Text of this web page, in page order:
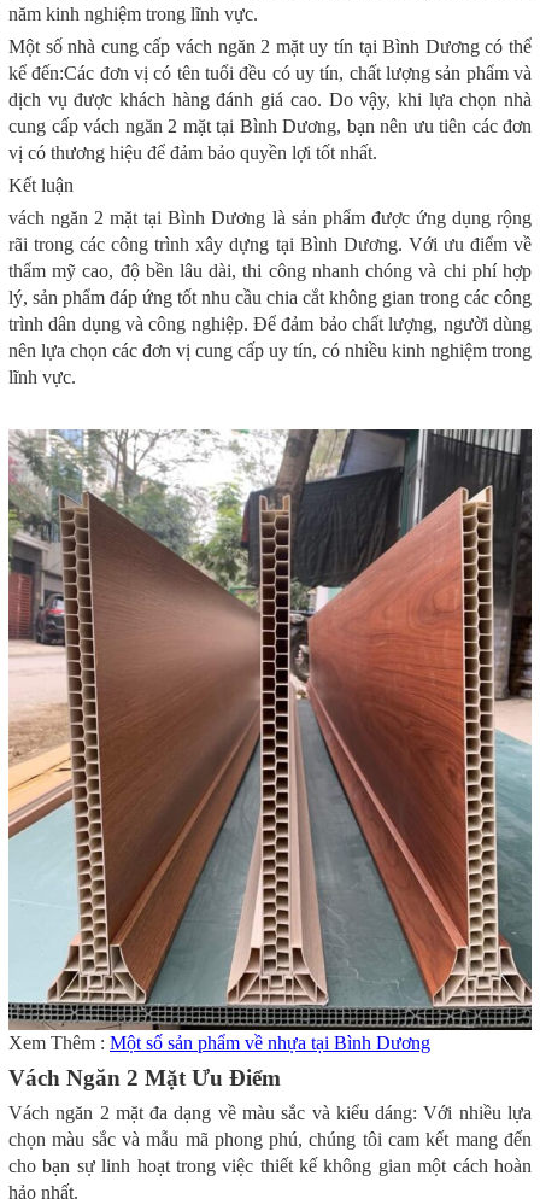
năm kinh nghiệm trong lĩnh vực.
Một số nhà cung cấp vách ngăn 2 mặt uy tín tại Bình Dương có thể
kể đến:Các đơn vị có tên tuổi đều có uy tín, chất lượng sản phẩm và
dịch vụ được khách hàng đánh giá cao. Do vậy, khi lựa chọn nhà
cung cấp vách ngăn 2 mặt tại Bình Dương, bạn nên ưu tiên các đơn
vị có thương hiệu để đảm bảo quyền lợi tốt nhất.
Kết luận
vách ngăn 2 mặt tại Bình Dương là sản phẩm được ứng dụng rộng
rãi trong các công trình xây dựng tại Bình Dương. Với ưu điểm về
thẩm mỹ cao, độ bền lâu dài, thi công nhanh chóng và chi phí hợp
lý, sản phẩm đáp ứng tốt nhu cầu chia cắt không gian trong các công
trình dân dụng và công nghiệp. Để đảm bảo chất lượng, người dùng
nên lựa chọn các đơn vị cung cấp uy tín, có nhiều kinh nghiệm trong
lĩnh vực.
Xem Thêm : Một số sản phẩm về nhựa tại Bình Dương
Vách Ngăn 2 Mặt Ưu Điểm
Vách ngăn 2 mặt đa dạng về màu sắc và kiểu dáng: Với nhiều lựa
chọn màu sắc và mẫu mã phong phú, chúng tôi cam kết mang đến
cho bạn sự linh hoạt trong việc thiết kế không gian một cách hoàn
hảo nhất.